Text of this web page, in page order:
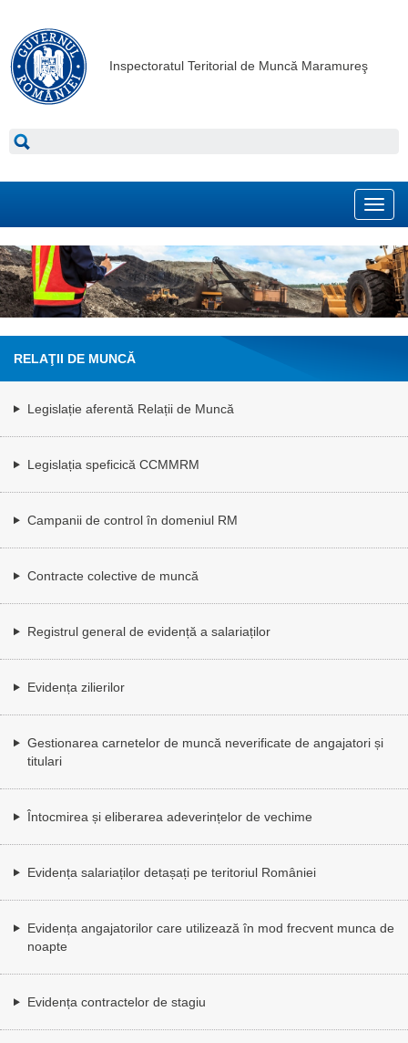
Inspectoratul Teritorial de Muncă Maramureş
RELAŢII DE MUNCĂ
Legislație aferentă Relații de Muncă
Legislația speficică CCMMRM
Campanii de control în domeniul RM
Contracte colective de muncă
Registrul general de evidență a salariaților
Evidența zilierilor
Gestionarea carnetelor de muncă neverificate de angajatori și
titulari
Întocmirea și eliberarea adeverințelor de vechime
Evidența salariaților detașați pe teritoriul României
Evidența angajatorilor care utilizează în mod frecvent munca de
noapte
Evidența contractelor de stagiu